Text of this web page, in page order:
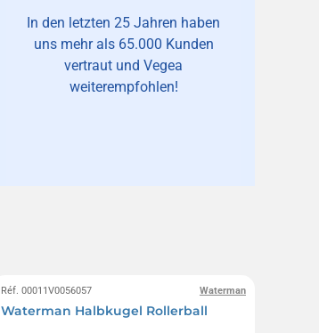
In den letzten 25 Jahren haben
uns mehr als 65.000 Kunden
vertraut und Vegea
weiterempfohlen!
Waterman
Réf. 00011V0056057
Waterman Halbkugel Rollerball